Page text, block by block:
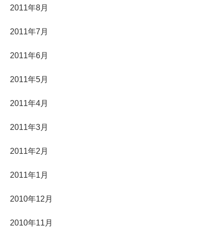
2011年8月
2011年7月
2011年6月
2011年5月
2011年4月
2011年3月
2011年2月
2011年1月
2010年12月
2010年11月